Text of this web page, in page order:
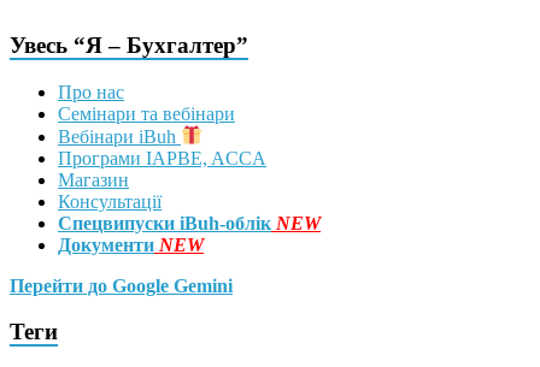
Увесь “Я – Бухгалтер”
Про нас
Семінари та вебінари
Вебінари iBuh
Програми IAPBE, ACCA
Магазин
Консультації
Спецвипуски iBuh-облік NEW
Документи NEW
Перейти до Google Gemini
Теги